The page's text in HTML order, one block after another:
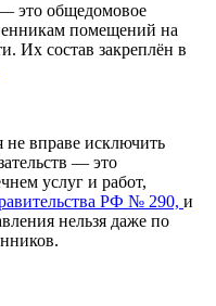
это общедомовое
помещений на
Их состав закреплён в
вправе исключить
— это
услуг и работ,
РФ № 290, и
нельзя даже по